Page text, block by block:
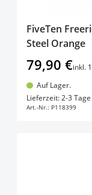
FiveTen
Steel Orange
79,90 €inkl.
Auf Lager.
Lieferzeit: 2-3 Tage
Art.-Nr.: P118399